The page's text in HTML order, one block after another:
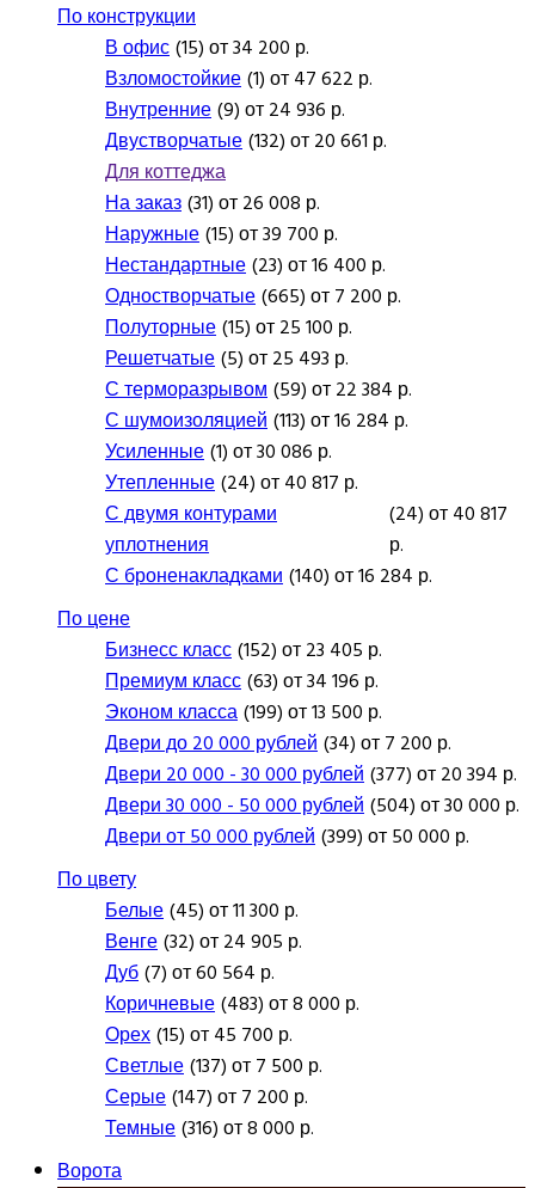
По конструкции
В офис(15) от 34 200 р.
Взломостойкие(1) от 47 622 р.
Внутренние(9) от 24 936 р.
Двустворчатые(132) от 20 661 р.
Для коттеджа
На заказ(31) от 26 008 р.
Наружные(15) от 39 700 р.
Нестандартные(23) от 16 400 р.
Одностворчатые(665) от 7 200 р.
Полуторные(15) от 25 100 р.
Решетчатые(5) от 25 493 р.
С терморазрывом(59) от 22 384 р.
С шумоизоляцией(113) от 16 284 р.
Усиленные(1) от 30 086 р.
Утепленные(24) от 40 817 р.
С двумя контурами
уплотнения
(24) от 40 817
р.
С броненакладками(140) от 16 284 р.
По цене
Бизнесс класс(152) от 23 405 р.
Премиум класс(63) от 34 196 р.
Эконом класса(199) от 13 500 р.
Двери до 20 000 рублей(34) от 7 200 р.
Двери 20 000 - 30 000 рублей(377) от 20 394 р.
Двери 30 000 - 50 000 рублей(504) от 30 000 р.
Двери от 50 000 рублей(399) от 50 000 р.
По цвету
Белые(45) от 11 300 р.
Венге(32) от 24 905 р.
Дуб(7) от 60 564 р.
Коричневые(483) от 8 000 р.
Орех(15) от 45 700 р.
Светлые(137) от 7 500 р.
Серые(147) от 7 200 р.
Темные(316) от 8 000 р.
Ворота